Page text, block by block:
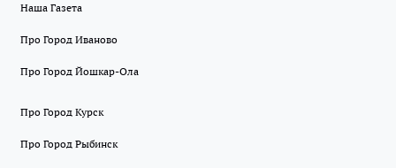
Наша Газета
Про Город Иваново
Про Город Йошкар-Ола
Про Город Курск
Про Город Рыбинск